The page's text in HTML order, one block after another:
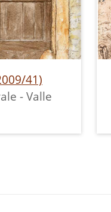
41)
- Valle